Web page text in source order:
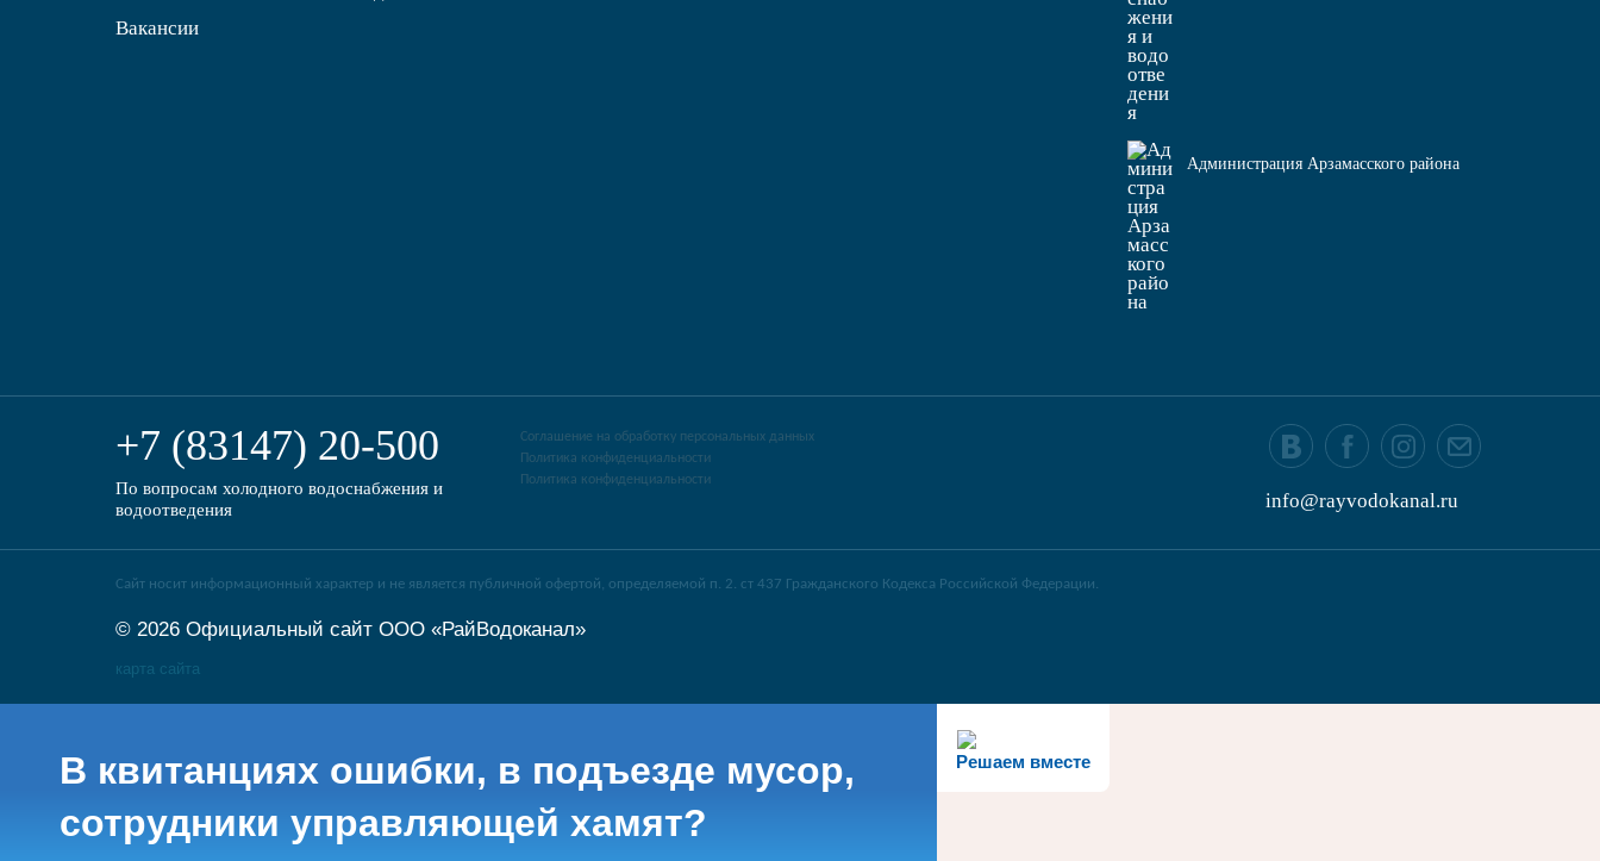
Вакансии
Администрация Арзамасского района
+7 (83147) 20-500
По вопросам холодного водоснабжения и
водоотведения
Соглашение на обработку персональных данных
Политика конфиденциальности
Политика конфиденциальности
info@rayvodokanal.ru
Сайт носит информационный характер и не является публичной офертой, определяемой п. 2. ст 437 Гражданского Кодекса Российской Федерации.
© 2026 Официальный сайт ООО «РайВодоканал»
карта сайта
Решаем вместе
В квитанциях ошибки, в подъезде мусор,
сотрудники управляющей хамят?